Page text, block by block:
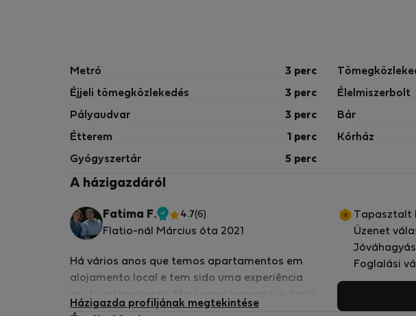
Metró 3 perc
Éjjeli tömegközlekedés 3 perc Élelmiszerbolt
Pályaudvar 3 perc Bár
Étterem 1 perc Kórház
Gyógyszertár 5 perc
A házigazdáról
Fatima F.
Ellenőrzött
4.7(6)
Flatio-nál Március óta 2021
Há vários anos que temos apartamentos em
alojamento local e tem sido uma experiência
a pademia, disponibilizamos os apartamentos
Házigazda profiljának megtekintése
Tapasztalt
Üzenet
Foglalási